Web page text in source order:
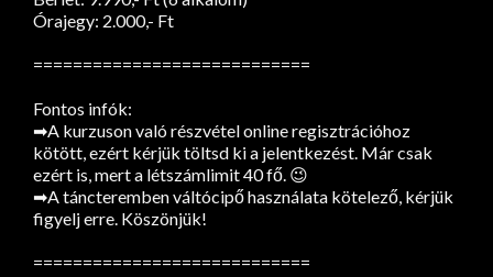
Órajegy: 2.000,- Ft
============================
Fontos infók:
➡A kurzuson való részvétel online regisztrációhoz
kötött, ezért kérjük töltsd ki a jelentkezést. Már csak
ezért is, mert a létszámlimit 40 fő. 😉
➡A táncteremben váltócipő használata kötelező, kérjük
figyelj erre. Köszönjük!
============================